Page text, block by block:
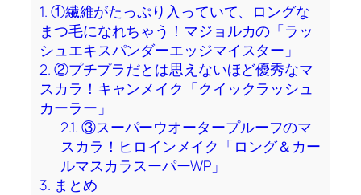
1. ①繊維がたっぷり入っていて、ロングな
まつ毛になれちゃう！マジョルカの「ラッ
シュエキスパンダーエッジマイスター」
2. ②プチプラだとは思えないほど優秀なマ
スカラ！キャンメイク「クイックラッシュ
カーラー」
2.1. ③スーパーウオータープルーフのマ
スカラ！ヒロインメイク「ロング＆カー
ルマスカラスーパーWP」
3. まとめ